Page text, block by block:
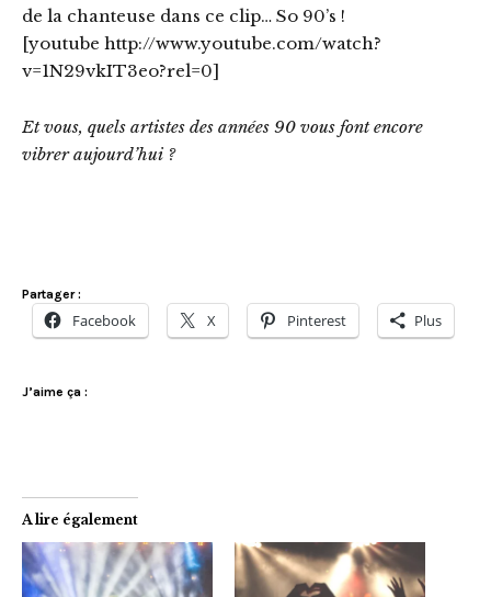
de la chanteuse dans ce clip… So 90’s !
[youtube http://www.youtube.com/watch?
v=1N29vkIT3eo?rel=0]
Et vous, quels artistes des années 90 vous font encore
vibrer aujourd’hui ?
Partager :
Facebook X Pinterest Plus
J’aime ça :
A lire également